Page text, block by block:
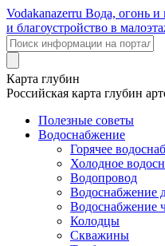
Vodakanazerru Вода, огонь и
и благоустройство в
Карта глубин
Российская карта глубин
Полезные советы
Водоснабжение
Горячее
Холодное
Водопровод
Водоснабжение
Водоснабжение
Колодцы
Скважины